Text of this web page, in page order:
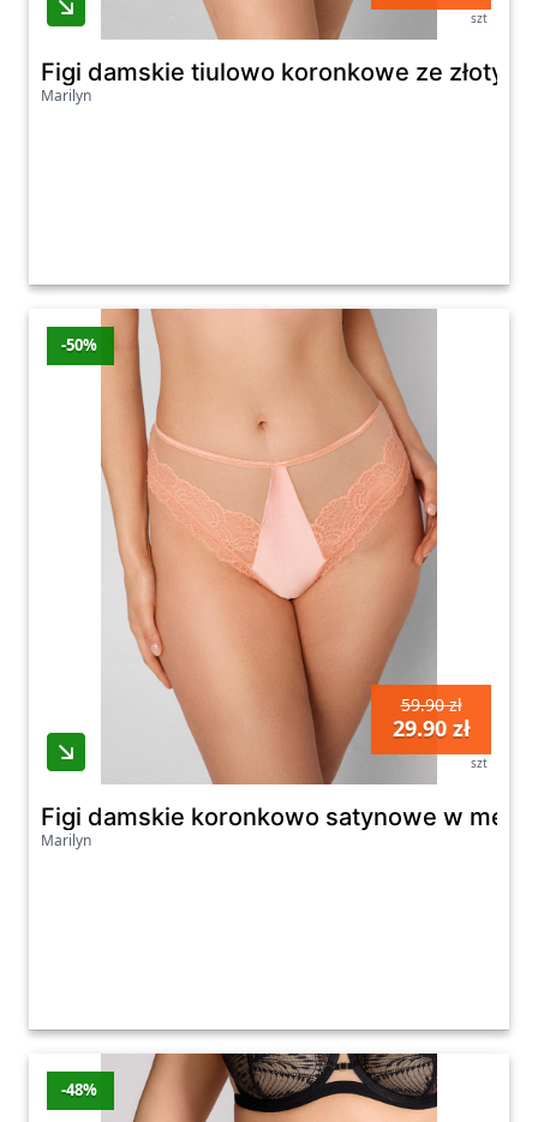
szt
Figi damskie tiulowo koronkowe ze
Marilyn
-50%
59.90 zł
29.90 zł
szt
Figi damskie koronkowo satynowe w
Marilyn
-48%